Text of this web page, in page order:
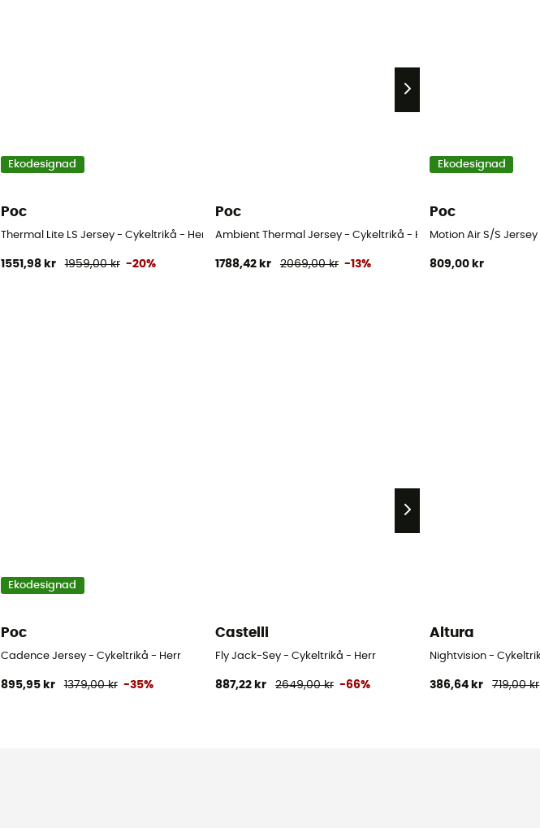
Ekodesignad
Poc
Thermal Lite LS Jersey - Cykeltrikå - Herr
1551,98 kr 1959,00 kr -20%
Poc
Ambient Thermal Jersey - Cykeltrikå - Herr
1788,42 kr 2069,00 kr -13%
Ekodesignad
Poc
Motion Air S/S
809,00 kr
Ekodesignad
Poc
Cadence Jersey - Cykeltrikå - Herr
895,95 kr 1379,00 kr -35%
Castelli
Fly Jack-Sey - Cykeltrikå - Herr
887,22 kr 2649,00 kr -66%
Altura
Nightvision -
386,64 kr 719,00 kr